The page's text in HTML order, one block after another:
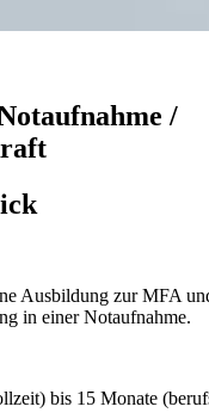
/
Ausbildung zur MFA
in einer Notaufnahme.
bis 15 Monate